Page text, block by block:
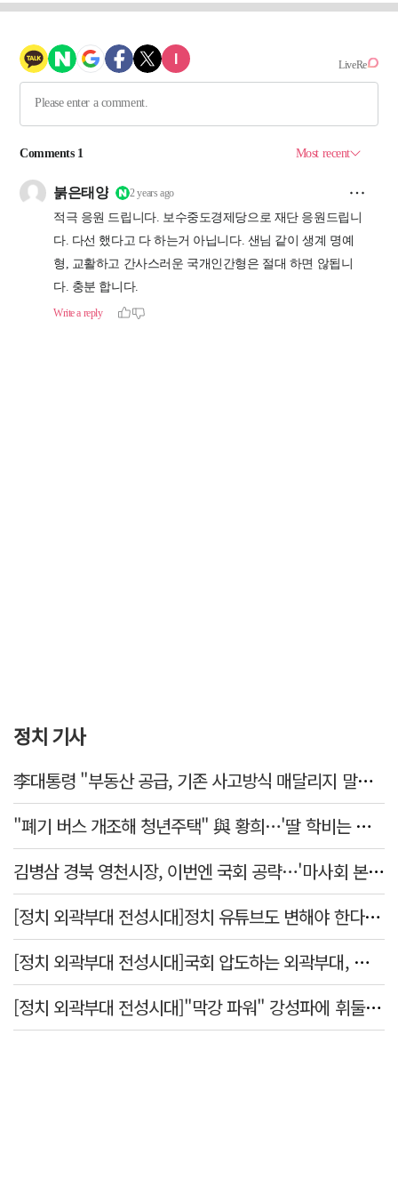
정치 기사
李대통령 "부동산 공급, 기존 사고방식 매달리지 말고 과감히 생각·실천"
"폐기 버스 개조해 청년주택" 與 황희…'딸 학비는 年 4200만원'
김병삼 경북 영천시장, 이번엔 국회 공략…'마사회 본사 이전·광역교통망 확충' 요청
[정치 외곽부대 전성시대]정치 유튜브도 변해야 한다 "화합과 존중"
[정치 외곽부대 전성시대]국회 압도하는 외곽부대, 목소리 왜 커지나?
[정치 외곽부대 전성시대]"막강 파워" 강성파에 휘둘리는 여야 …"이슈 메이킹" 커지는 변방의 북소리